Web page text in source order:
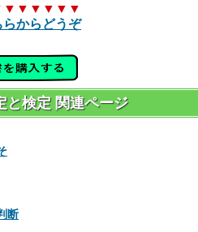
からどうぞ
と検定 関連ページ
断